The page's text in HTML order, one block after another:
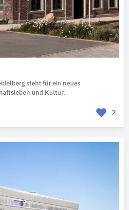
steht für ein neues
und Kultur.
2